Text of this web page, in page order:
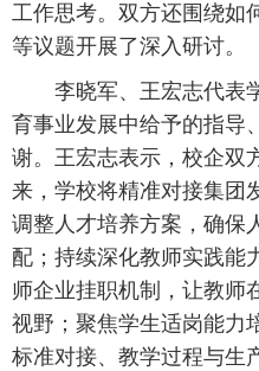
工作思考。双方还围绕如
等议题开展了深入研讨。
李晓军、王宏志代表
育事业发展中给予的指导
谢。王宏志表示，校企双
来，学校将精准对接集团
调整人才培养方案，确保
配；持续深化教师实践能
师企业挂职机制，让教师
视野；聚焦学生适岗能力
标准对接、教学过程与生